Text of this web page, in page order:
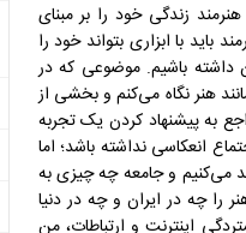
زندگی خود را بر مبنای
با ابزاری بتواند خود را
داشته باشیم. موضوعی که در
هنر نگاه می‌کنم و بخشی از
به پیشنهاد کردن یک تجربه
انعکاسی نداشته باشد؛ اما
می‌کنیم و جامعه چه چیزی به
را چه در ایران و چه در دنیا
اینترنت و ارتباطات، من